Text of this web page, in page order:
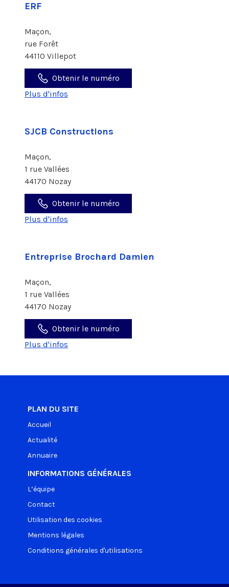
ERF
Maçon,
rue Forêt
44110 Villepot
Obtenir le numéro
Plus d'infos
SJCB Constructions
Maçon,
1 rue Vallées
44170 Nozay
Obtenir le numéro
Plus d'infos
Entreprise Brochard Damien
Maçon,
1 rue Vallées
44170 Nozay
Obtenir le numéro
Plus d'infos
PLAN DU SITE
Accueil
Actualité
Annuaire
INFORMATIONS GÉNÉRALES
L’équipe
Contact
Utilisation des cookies
Mentions légales
Conditions générales d'utilisations